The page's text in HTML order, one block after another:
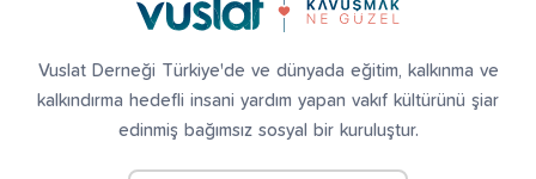
Vuslat Derneği Türkiye'de ve dünyada eğitim, kalkınma ve
kalkındırma hedefli insani yardım yapan vakıf kültürünü şiar
edinmiş bağımsız sosyal bir kuruluştur.